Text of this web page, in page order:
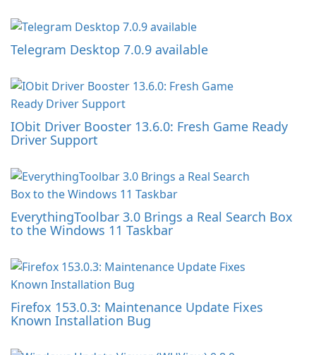
Telegram Desktop 7.0.9 available
IObit Driver Booster 13.6.0: Fresh Game Ready
Driver Support
EverythingToolbar 3.0 Brings a Real Search Box
to the Windows 11 Taskbar
Firefox 153.0.3: Maintenance Update Fixes
Known Installation Bug